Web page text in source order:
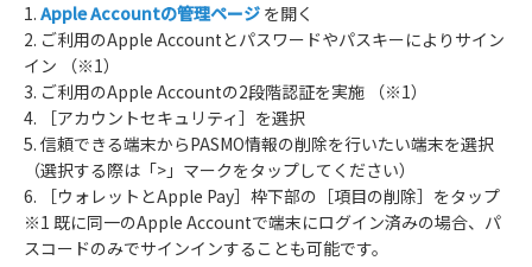
1. Apple Accountの管理ページ を開く
2. ご利用のApple Accountとパスワードやパスキーによりサイン
イン （※1）
3. ご利用のApple Accountの2段階認証を実施 （※1）
4. ［アカウントセキュリティ］を選択
5. 信頼できる端末からPASMO情報の削除を行いたい端末を選択
（選択する際は「>」マークをタップしてください）
6. ［ウォレットとApple Pay］枠下部の［項目の削除］をタップ
※1 既に同一のApple Accountで端末にログイン済みの場合、パ
スコードのみでサインインすることも可能です。